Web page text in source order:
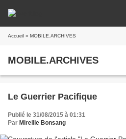
Accueil » MOBILE.ARCHIVES
MOBILE.ARCHIVES
Le Guerrier Pacifique
Publié le 31/08/2015 à 01:31
Par Mireille Bonsang